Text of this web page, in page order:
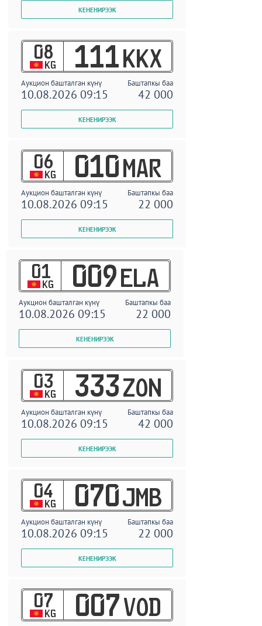
08
KG 111 KKX
Аукцион башталган күнү Баштапкы баа
10.08.2026 09:15 42 000
06
KG 010 MAR
Аукцион башталган күнү Баштапкы баа
10.08.2026 09:15 22 000
01
KG 009 ELA
Аукцион башталган күнү Баштапкы баа
10.08.2026 09:15 22 000
03
KG 333 ZON
Аукцион башталган күнү Баштапкы баа
10.08.2026 09:15 42 000
04
KG 070 JMB
Аукцион башталган күнү Баштапкы баа
10.08.2026 09:15 22 000
07
KG 007 VOD